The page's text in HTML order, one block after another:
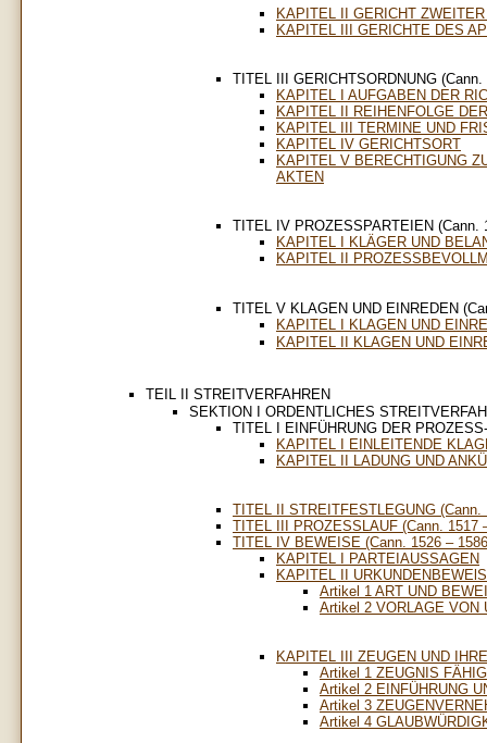
KAPITEL II GERICHT
KAPITEL III GERICHTE DES
TITEL III GERICHTSORDNUNG (Cann.
KAPITEL I AUFGABEN DER
KAPITEL II REIHENFOLGE
KAPITEL III TERMINE UND
KAPITEL IV GERICHTSORT
KAPITEL V BERECHTIGUNG
AKTEN
TITEL IV PROZESSPARTEIEN (Cann.
KAPITEL I KLÄGER UND
KAPITEL II
TITEL V KLAGEN UND EINREDEN
KAPITEL I KLAGEN UND
KAPITEL II KLAGEN UND
TEIL II STREITVERFAHREN
SEKTION I ORDENTLICHES
TITEL I EINFÜHRUNG DER
KAPITEL I EINLEITENDE
KAPITEL II LADUNG UND
TITEL II STREITFESTLEGUNG (Cann.
TITEL III PROZESSLAUF (Cann. 1517
TITEL IV BEWEISE (Cann. 1526 –
KAPITEL I PARTEIAUSSAGEN
KAPITEL II URKUNDENBEWElS
Artikel 1 ART UND
Artikel 2 VORLAGE VON
KAPITEL III ZEUGEN UND
Artikel 1 ZEUGNIS
Artikel 2 EINFÜHRUNG
Artikel 3
Artikel 4